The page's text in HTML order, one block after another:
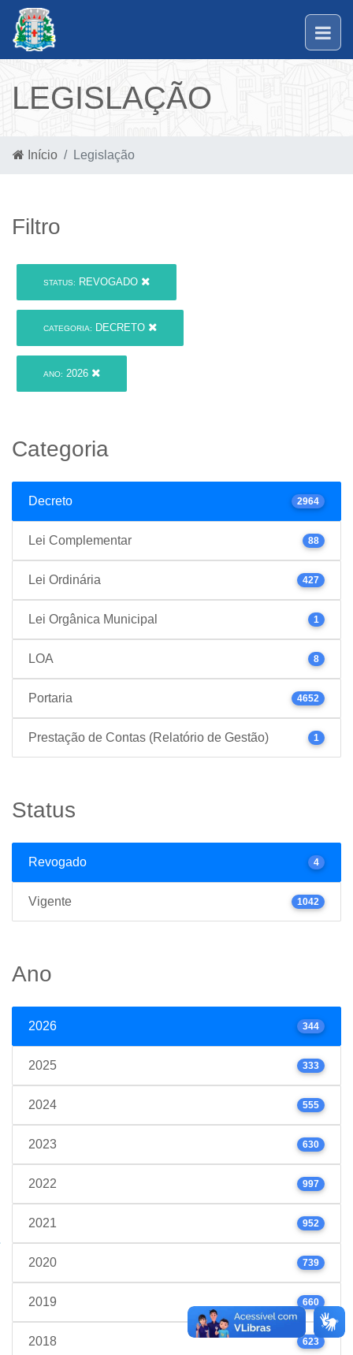
LEGISLAÇÃO
Início Legislação
Filtro
STATUS: REVOGADO
CATEGORIA: DECRETO
ANO: 2026
Categoria
Decreto 2964
Lei Complementar 88
Lei Ordinária 427
Lei Orgânica Municipal 1
LOA 8
Portaria 4652
Prestação de Contas (Relatório de Gestão) 1
Status
Revogado 4
Vigente 1042
Ano
2026 344
2025 333
2024 555
2023 630
2022 997
2021 952
2020 739
2019 660
2018 623